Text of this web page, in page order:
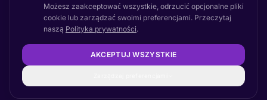
© 2026 Certainly. Wszelkie prawa zastrzeżone.
StatusPrywatnośćDPARegulamin
Mapa stronyUstawienia plików cookie
Możesz zaakceptować wszystkie, odrzucić opcjonalne pliki
cookie lub zarządzać swoimi preferencjami. Przeczytaj
naszą Polityka prywatności.
AKCEPTUJ WSZYSTKIE